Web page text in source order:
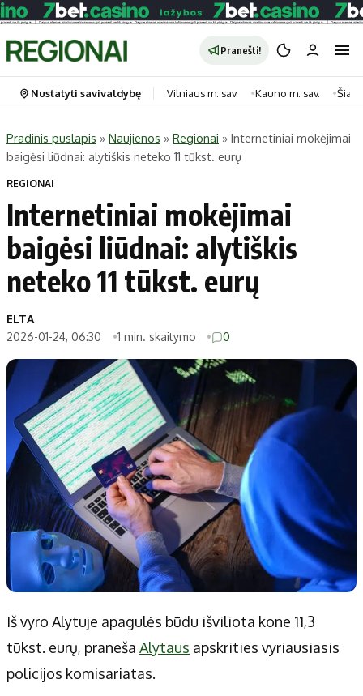
Pranešti!
Portalas
Pradinis puslapis
Savivaldybės
Naujausi
Regionai
Lietuva
Pasaulis
Politika
Patarimai
Dirbtinis intelektas
Gineso rekordai
Kategorijos
Gyvenimas
Horoskopai
Laisvalaikis
Maistas
Technologijos
Indėlių palūkanos
Dienos naujienos
Ekonomikos naujienos
Didžiosios savivaldybės
Vilniaus miesto
Kauno miesto
Klaipėdos miesto
Panevėžio miesto
Alytaus miesto
Marijampolės
Kitos savivaldybės
Druskininkų
Utenos rajono
Jonavos rajono
Vilkaviškio rajono
Palangos miesto
Prienų rajono
Nustatyti savivaldybę Vilniaus m. sav. Kauno m. sav.
Pradinis puslapis » Naujienos » Regionai » Internetiniai mokėjimai
baigėsi liūdnai: alytiškis neteko 11 tūkst. eurų
REGIONAI
Internetiniai mokėjimai
baigėsi liūdnai: alytiškis
neteko 11 tūkst. eurų
ELTA
2026-01-24, 06:30
1 min. skaitymo 0
Iš vyro Alytuje apagulės būdu išviliota kone 11,3
tūkst. eurų, praneša Alytaus apskrities vyriausiasis
policijos komisariatas.